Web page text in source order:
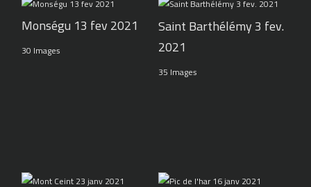
Monségu 13 fev 2021
30 Images
Saint Barthélémy 3 fev.
2021
35 Images